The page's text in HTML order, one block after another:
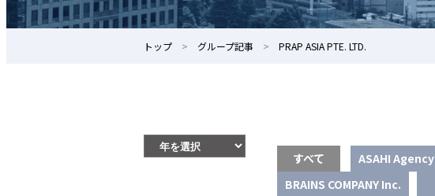
トップ グループ記事 PRAP ASIA PTE. LTD.
すべて ASAHI Agency
BRAINS COMPANY Inc.